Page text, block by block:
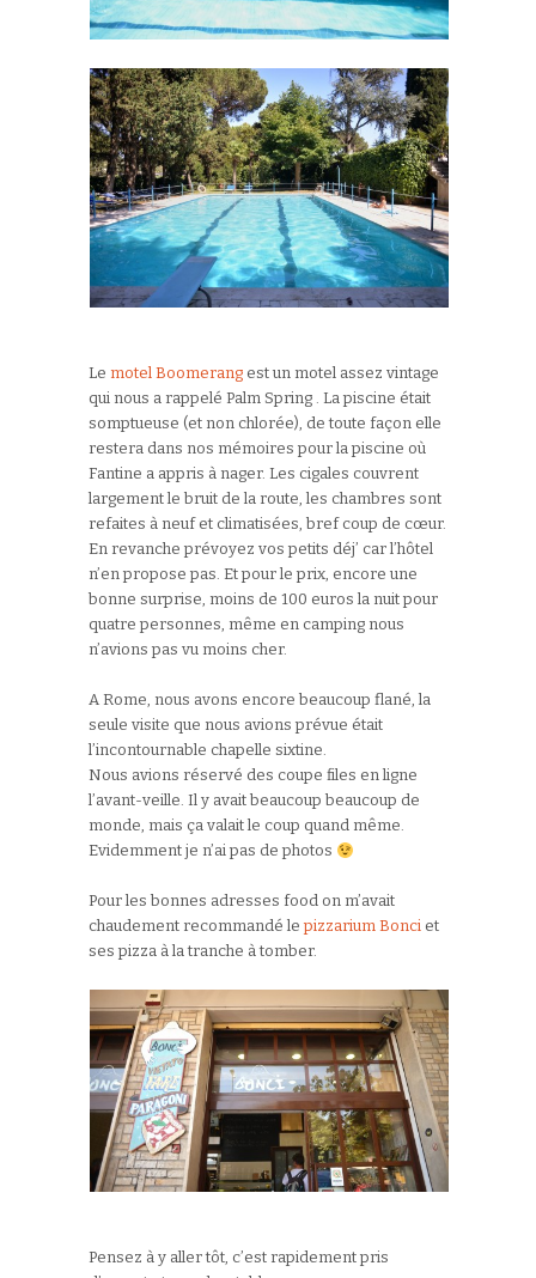
Le motel Boomerang est un motel assez vintage
qui nous a rappelé Palm Spring . La piscine était
somptueuse (et non chlorée), de toute façon elle
restera dans nos mémoires pour la piscine où
Fantine a appris à nager. Les cigales couvrent
largement le bruit de la route, les chambres sont
refaites à neuf et climatisées, bref coup de cœur.
En revanche prévoyez vos petits déj’ car l’hôtel
n’en propose pas. Et pour le prix, encore une
bonne surprise, moins de 100 euros la nuit pour
quatre personnes, même en camping nous
n’avions pas vu moins cher.
A Rome, nous avons encore beaucoup flané, la
seule visite que nous avions prévue était
l’incontournable chapelle sixtine.
Nous avions réservé des coupe files en ligne
l’avant-veille. Il y avait beaucoup beaucoup de
monde, mais ça valait le coup quand même.
Evidemment je n’ai pas de photos
Pour les bonnes adresses food on m’avait
chaudement recommandé lepizzarium Bonci et
ses pizza à la tranche à tomber.
Pensez à y aller tôt, c’est rapidement pris